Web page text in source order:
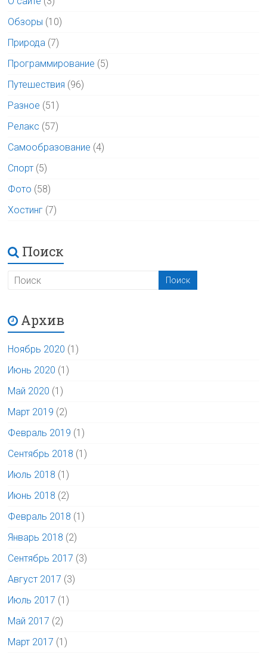
Обзоры (10)
Природа (7)
Программирование (5)
Путешествия (96)
Разное (51)
Релакс (57)
Самообразование (4)
Спорт (5)
Фото (58)
Хостинг (7)
Поиск
Архив
Ноябрь 2020 (1)
Июнь 2020 (1)
Май 2020 (1)
Март 2019 (2)
Февраль 2019 (1)
Сентябрь 2018 (1)
Июль 2018 (1)
Июнь 2018 (2)
Февраль 2018 (1)
Январь 2018 (2)
Сентябрь 2017 (3)
Август 2017 (3)
Июль 2017 (1)
Май 2017 (2)
Март 2017 (1)